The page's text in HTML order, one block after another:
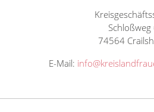
Schloßweg
74564
E-Mail: